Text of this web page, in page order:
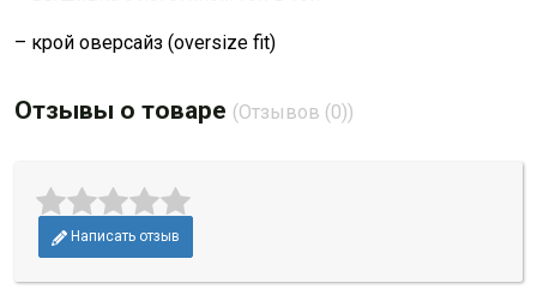
– крой оверсайз (oversize fit)
Отзывы о товаре (Отзывов (0))
Написать отзыв